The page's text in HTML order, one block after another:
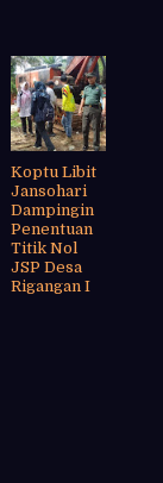
Koptu Libit
Jansohari
Dampingin
Penentuan
Titik Nol
JSP Desa
Rigangan I